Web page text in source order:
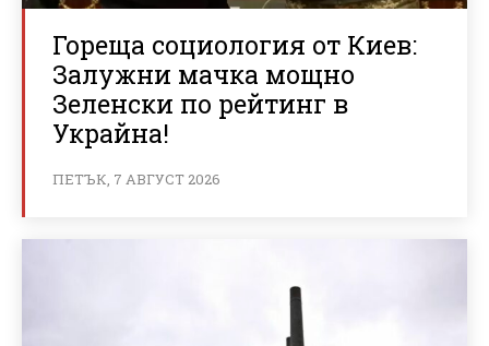
Гореща социология от Киев:
Залужни мачка мощно
Зеленски по рейтинг в
Украйна!
ПЕТЪК, 7 АВГУСТ 2026